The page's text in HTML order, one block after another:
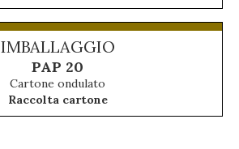
IMBALLAGGIO
PAP 20
Cartone ondulato
Raccolta cartone